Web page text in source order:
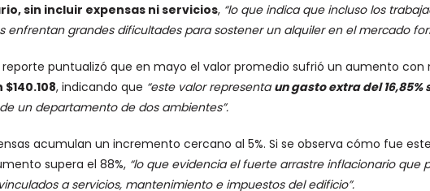
sin incluir expensas ni servicios, “lo que indica que incluso los
enfrentan grandes dificultades para sostener un alquiler en el mercado
reporte puntualizó que en mayo el valor promedio sufrió un aumento con
, indicando que “este valor representaun gasto extra del 16,85%
de un departamento de dos ambientes”.
acumulan un incremento cercano al 5%. Si se observa cómo fue
supera el 88%,“lo que evidencia el fuerte arrastre inflacionario que
a servicios, mantenimiento e impuestos del edificio”.